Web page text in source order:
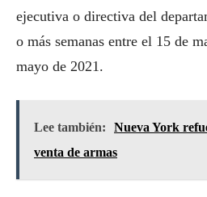
ejecutiva o directiva del
o más semanas entre el 15 de
mayo de 2021.
Lee también:
Nueva York
venta de armas